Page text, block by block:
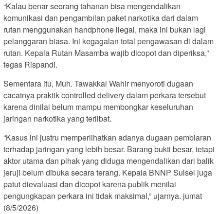
“Kalau benar seorang tahanan bisa mengendalikan
komunikasi dan pengambilan paket narkotika dari dalam
rutan menggunakan handphone ilegal, maka ini bukan lagi
pelanggaran biasa. Ini kegagalan total pengawasan di dalam
rutan. Kepala Rutan Masamba wajib dicopot dan diperiksa,”
tegas Rispandi.
Sementara itu, Muh. Tawakkal Wahir menyoroti dugaan
cacatnya praktik controlled delivery dalam perkara tersebut
karena dinilai belum mampu membongkar keseluruhan
jaringan narkotika yang terlibat.
“Kasus ini justru memperlihatkan adanya dugaan pembiaran
terhadap jaringan yang lebih besar. Barang bukti besar, tetapi
aktor utama dan pihak yang diduga mengendalikan dari balik
jeruji belum dibuka secara terang. Kepala BNNP Sulsel juga
patut dievaluasi dan dicopot karena publik menilai
pengungkapan perkara ini tidak maksimal,” ujarnya. jumat
(8/5/2026)